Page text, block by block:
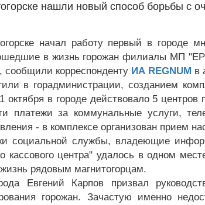
нашли новый способ борьбы с
начал работу первый в городе
в жизнь горожан филиалы МП
сообщили корреспонденту ИА REGNUM в
в горадминистрации, созданием
октября в городе действовало 5
платежи за коммунальные услуги,
- в комплексе организован прием
социальной службы, владеющие
кассового центра" удалось в одном
рядовым магнитогорцам.
Евгений Карпов призвал
горожан. Зачастую именно